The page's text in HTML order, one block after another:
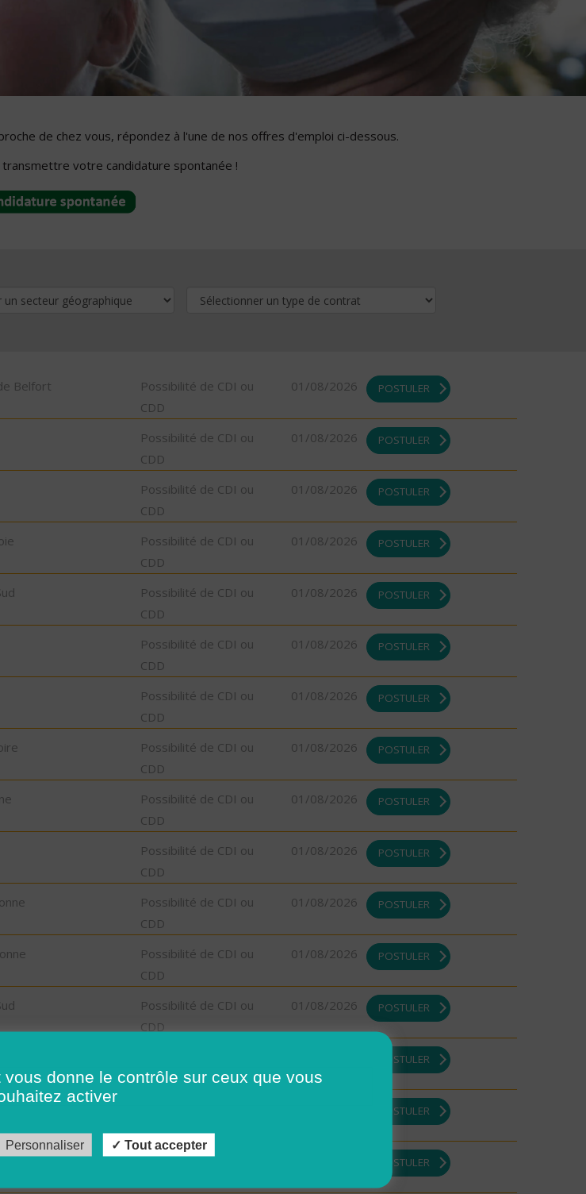
de chez vous, répondez à l'une de nos offres d'emploi ci-dessous.
transmettre votre candidature spontanée !
Belfort
Possibilité de CDI ou
CDD
01/08/2026 POSTULER
Possibilité de CDI ou
CDD
01/08/2026 POSTULER
Possibilité de CDI ou
CDD
01/08/2026 POSTULER
Possibilité de CDI ou
CDD
01/08/2026 POSTULER
Possibilité de CDI ou
CDD
01/08/2026 POSTULER
Possibilité de CDI ou
CDD
01/08/2026 POSTULER
Possibilité de CDI ou
CDD
01/08/2026 POSTULER
Possibilité de CDI ou
CDD
01/08/2026 POSTULER
Possibilité de CDI ou
CDD
01/08/2026 POSTULER
Possibilité de CDI ou
CDD
01/08/2026 POSTULER
Possibilité de CDI ou
CDD
01/08/2026 POSTULER
Possibilité de CDI ou
CDD
01/08/2026 POSTULER
Possibilité de CDI ou
CDD
01/08/2026 POSTULER
CDD
POSTULER
CDD
POSTULER
Possibilité de CDI ou
POSTULER
donne le contrôle sur ceux que vous
activer
Personnaliser Tout accepter